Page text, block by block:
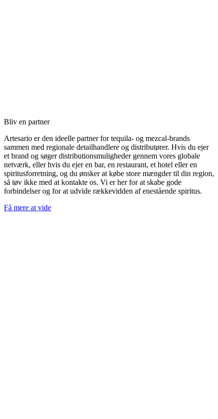
Bliv en partner
Artesario er den ideelle partner for tequila- og mezcal-brands
sammen med regionale detailhandlere og distributører. Hvis du ejer
et brand og søger distributionsmuligheder gennem vores globale
netværk, eller hvis du ejer en bar, en restaurant, et hotel eller en
spiritusforretning, og du ønsker at købe store mængder til din region,
så tøv ikke med at kontakte os. Vi er her for at skabe gode
forbindelser og for at udvide rækkevidden af enestående spiritus.
Få mere at vide